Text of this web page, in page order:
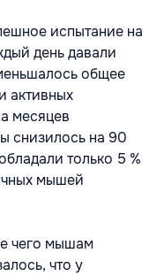
испытание на
день давали
общее
активных
месяцев
снизилось на 90
только 5 %
мышей
чего мышам
что у